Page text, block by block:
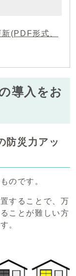
(PDF形式、
導入をお
災力アッ
のです。
することで、万
ことが難しい方
。